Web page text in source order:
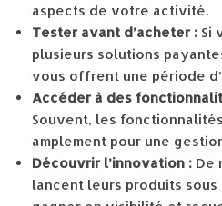
aspects de votre activité.
Tester avant d’acheter : Si
plusieurs solutions
vous offrent une période
Accéder à des
Souvent, les
amplement pour une
Découvrir l’innovation : De
lancent leurs produits